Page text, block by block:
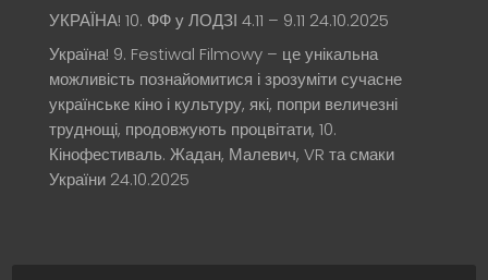
УКРАЇНА! 10. ФФ у ЛОДЗІ 4.11 – 9.11 24.10.2025
Україна! 9. Festiwal Filmowy – це унікальна
можливість познайомитися і зрозуміти сучасне
українське кіно і культуру, які, попри величезні
труднощі, продовжують процвітати, 10.
Кінофестиваль. Жадан, Малевич, VR та смаки
України 24.10.2025